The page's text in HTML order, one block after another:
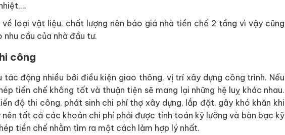
về loại vật liệu, chất lượng nên báo giá nhà tiền chế 2 tầng vì vậy cũng
cầu của nhà đầu tư.
công
tác động nhiều bởi điều kiện giao thông, vị trí xây dựng công trình. Nếu
tiền chế không tốt và thuận tiện sẽ mang lại những hệ luỵ khác nhau.
độ thi công, phát sinh chi phí thợ xây dựng, lắp đặt, gây khó khăn khi
nên tất cả các khoản chi phí phải được tính toán kỹ lưỡng và bàn bạc kỹ
tiền chế nhằm tìm ra một cách làm hợp lý nhất.